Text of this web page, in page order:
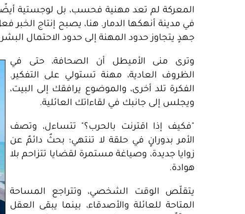
المعركة لم تعد مهنية فحسب، بل لوجستية
في مدينة أنهكها الدمار. هنا، يصبح إنتاج
جهدٍ يتجاوز حدود المهنة إلى حدود الاحتمال
وترى منى الأميطل أن الصحافة، حتى في
الظروف العادية، مهنة تستولي على التفكير.
الفكرة تلد أخرى، والموضوع يرافقك إلى البيت،
ويجلس إلى جانبك في لقاءاتك العائلية.
"فكيف إذا اقترنت بالحرب؟" تتساءل، وتصف
الأمر بدورانٍ في حلقة لا تنتهي؛ بحثٌ دائمٌ عن
زوايا جديدة، وصياغة مستمرة لقضايا تتزاحم بلا
هوادة.
يتقلّص الوقت الشخصي، وتتراجع المساحة
المتاحة للعائلة والأصدقاء، بينما يبقى العقل